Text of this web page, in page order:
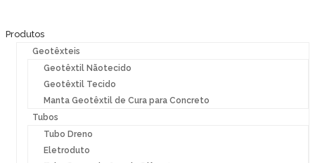
Produtos
Geotêxteis
Geotêxtil Nãotecido
Geotêxtil Tecido
Manta Geotêxtil de Cura para Concreto
Tubos
Tubo Dreno
Eletroduto